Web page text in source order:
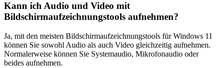
Kann ich Audio und Video mit
Bildschirmaufzeichnungstools aufnehmen?
Ja, mit den meisten Bildschirmaufzeichnungstools für Windows 11
können Sie sowohl Audio als auch Video gleichzeitig aufnehmen.
Normalerweise können Sie Systemaudio, Mikrofonaudio oder
beides aufnehmen.